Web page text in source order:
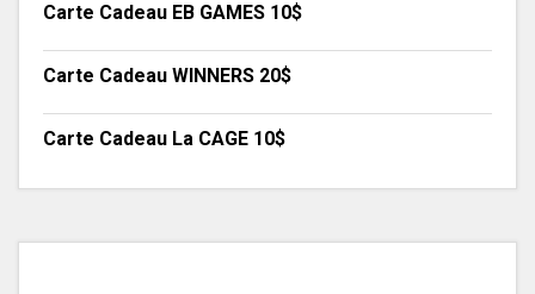
Carte Cadeau EB GAMES 10$
Carte Cadeau WINNERS 20$
Carte Cadeau La CAGE 10$